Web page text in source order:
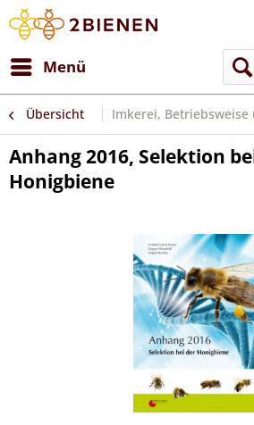
Menü
Übersicht Imkerei,
Anhang 2016, Selektion
Honigbiene